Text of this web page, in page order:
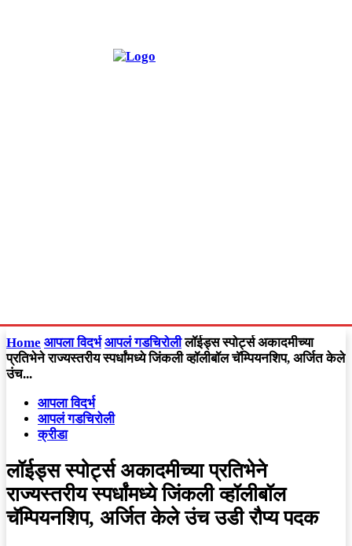
Home आपला विदर्भ आपलं गडचिरोली लॉईड्स स्पोर्ट्स अकादमीच्या
प्रतिभेने राज्यस्तरीय स्पर्धांमध्ये जिंकली व्हॉलीबॉल चॅम्पियनशिप, अर्जित केले
उंच...
आपला विदर्भ
आपलं गडचिरोली
क्रीडा
लॉईड्स स्पोर्ट्स अकादमीच्या प्रतिभेने
राज्यस्तरीय स्पर्धांमध्ये जिंकली व्हॉलीबॉल
चॅम्पियनशिप, अर्जित केले उंच उडी रौप्य पदक